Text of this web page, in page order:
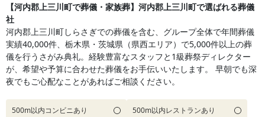
【河内郡上三川町で葬儀・家族葬】河内郡上三川町で選ばれる葬儀
社
河内郡上三川町しらさぎでの葬儀を含む、グループ全体で年間葬儀
実績40,000件、栃木県・茨城県（県西エリア）で5,000件以上の葬
儀を行うさがみ典礼。経験豊富なスタッフと1級葬祭ディレクター
が、希望や予算に合わせた葬儀をお手伝いいたします。 早朝でも深
夜でもご心配なことがあればご相談ください。
500m以内コンビニあり 500m以内レストランあり